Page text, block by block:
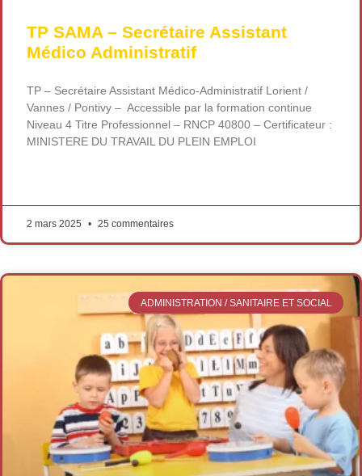
TP SAMA – Secrétaire Assistant
Médico Administratif
TP – Secrétaire Assistant Médico-Administratif Lorient /
Vannes / Pontivy – Accessible par la formation continue
Niveau 4 Titre Professionnel – RNCP 40800 – Certificateur :
MINISTERE DU TRAVAIL DU PLEIN EMPLOI
2 mars 2025 25 commentaires
ADMINISTRATION / SANITAIRE ET SOCIAL